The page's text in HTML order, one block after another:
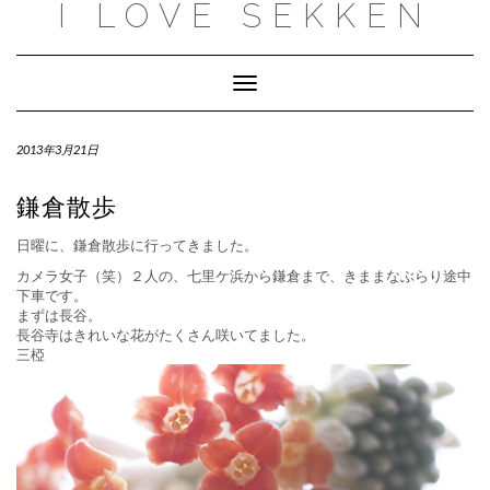
I LOVE SEKKEN
Toggle
Navigation
2013年3月21日
鎌倉散歩
日曜に、鎌倉散歩に行ってきました。
カメラ女子（笑）２人の、七里ケ浜から鎌倉まで、きままなぶらり途中
下車です。
まずは長谷。
長谷寺はきれいな花がたくさん咲いてました。
三椏